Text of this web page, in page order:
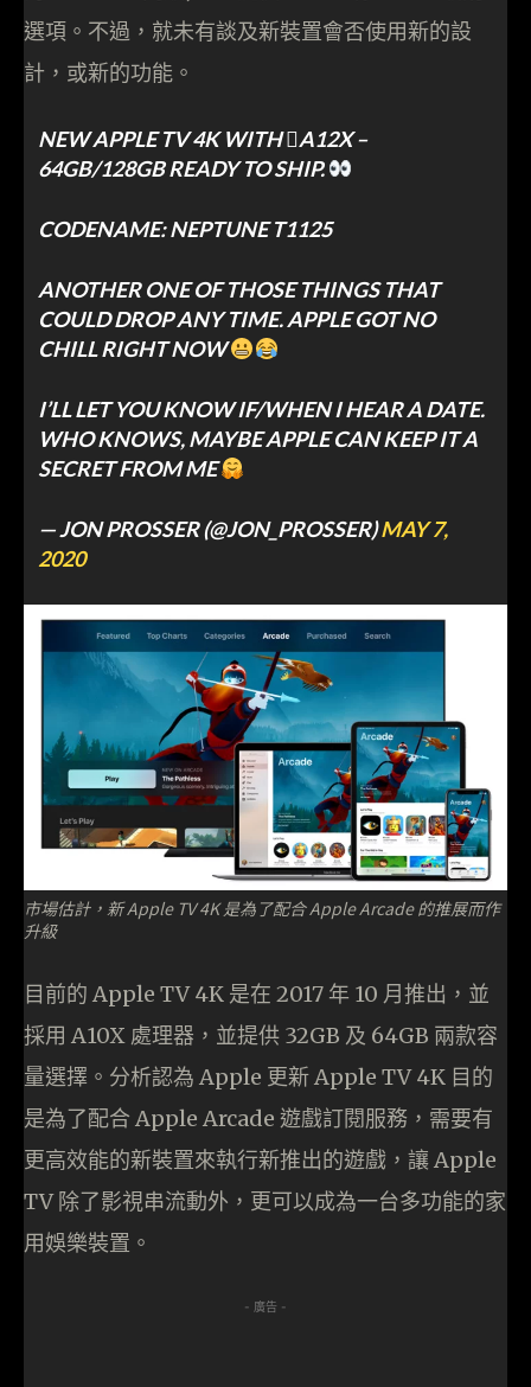
選項。不過，就未有談及新裝置會否使用新的設
計，或新的功能。
NEW APPLE TV 4K WITH A12X –
64GB/128GB READY TO SHIP.
CODENAME: NEPTUNE T1125
ANOTHER ONE OF THOSE THINGS THAT
COULD DROP ANY TIME. APPLE GOT NO
CHILL RIGHT NOW
I’LL LET YOU KNOW IF/WHEN I HEAR A DATE.
WHO KNOWS, MAYBE APPLE CAN KEEP IT A
SECRET FROM ME
— JON PROSSER (@JON_PROSSER)MAY 7,
2020
市場估計，新 Apple TV 4K 是為了配合 Apple Arcade 的推展而作
升級
目前的 Apple TV 4K 是在 2017 年 10 月推出，並
採用 A10X 處理器，並提供 32GB 及 64GB 兩款容
量選擇。分析認為 Apple 更新 Apple TV 4K 目的
是為了配合 Apple Arcade 遊戲訂閱服務，需要有
更高效能的新裝置來執行新推出的遊戲，讓 Apple
TV 除了影視串流動外，更可以成為一台多功能的家
用娛樂裝置。
- 廣告 -